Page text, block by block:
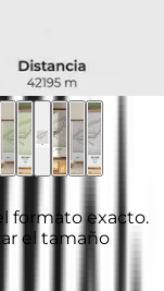
formato exacto.
el tamaño